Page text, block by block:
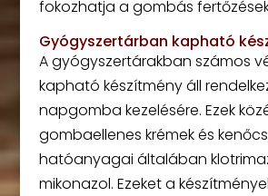
fokozhatja a gombás
Gyógyszertárban kapható
A gyógyszertárakban számos
kapható készítmény áll
napgomba kezelésére. Ezek
gombaellenes krémek és
hatóanyagai általában
mikonazol. Ezeket a